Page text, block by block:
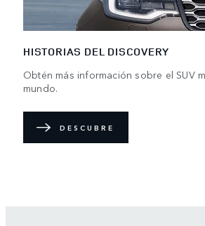
HISTORIAS DEL DISCOVERY
Obtén más información sobre el SUV
mundo.
DESCUBRE